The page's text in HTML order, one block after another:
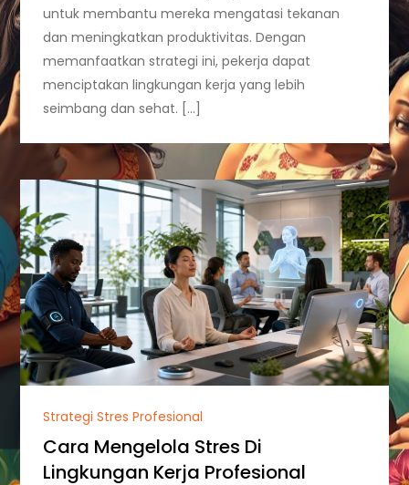
untuk membantu mereka mengatasi tekanan
dan meningkatkan produktivitas. Dengan
memanfaatkan strategi ini, pekerja dapat
menciptakan lingkungan kerja yang lebih
seimbang dan sehat. […]
Strategi Stres Profesional
Cara Mengelola Stres Di
Lingkungan Kerja Profesional